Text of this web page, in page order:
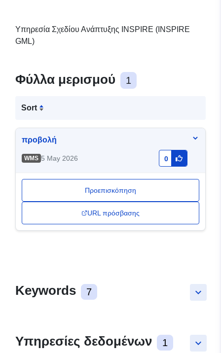
Υπηρεσία Σχεδίου Ανάπτυξης INSPIRE (INSPIRE
GML)
Φύλλα μερισμού 1
Sort
προβολή
WMS 5 May 2026 0
Προεπισκόπηση
URL πρόσβασης
keyboard_arrow_down
Keywords 7
keyboard_arrow_down
Υπηρεσίες δεδομένων 1